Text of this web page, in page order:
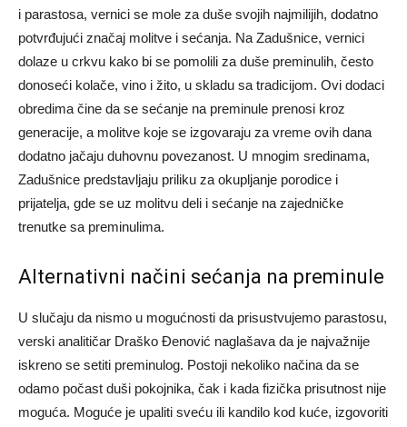
i parastosa, vernici se mole za duše svojih najmilijih, dodatno
potvrđujući značaj molitve i sećanja. Na Zadušnice, vernici
dolaze u crkvu kako bi se pomolili za duše preminulih, često
donoseći kolače, vino i žito, u skladu sa tradicijom. Ovi dodaci
obredima čine da se sećanje na preminule prenosi kroz
generacije, a molitve koje se izgovaraju za vreme ovih dana
dodatno jačaju duhovnu povezanost. U mnogim sredinama,
Zadušnice predstavljaju priliku za okupljanje porodice i
prijatelja, gde se uz molitvu deli i sećanje na zajedničke
trenutke sa preminulima.
Alternativni načini sećanja na preminule
U slučaju da nismo u mogućnosti da prisustvujemo parastosu,
verski analitičar Draško Đenović naglašava da je najvažnije
iskreno se setiti preminulog. Postoji nekoliko načina da se
odamo počast duši pokojnika, čak i kada fizička prisutnost nije
moguća. Moguće je upaliti sveću ili kandilo kod kuće, izgovoriti